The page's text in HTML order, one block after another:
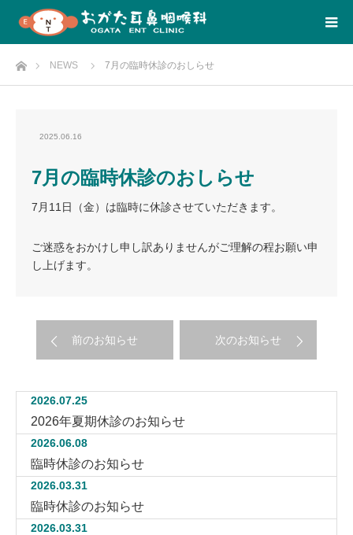
HomeNEWS 7月の臨時休診のおしらせ
2025.06.16
7月の臨時休診のおしらせ
7月11日（金）は臨時に休診させていただきます。
ご迷惑をおかけし申し訳ありませんがご理解の程お願い申
し上げます。
前のお知らせ 次のお知らせ
2026.07.25
2026年夏期休診のお知らせ
2026.06.08
臨時休診のお知らせ
2026.03.31
臨時休診のお知らせ
2026.03.31